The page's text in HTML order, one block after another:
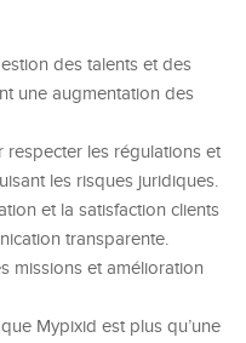
des talents et des
une augmentation des
respecter les régulations et
les risques juridiques.
et la satisfaction clients
transparente.
missions et amélioration
Mypixid est plus qu’une